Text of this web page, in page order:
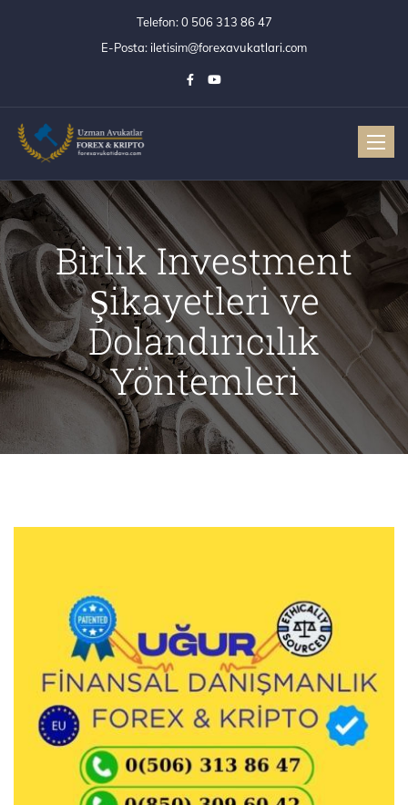
Telefon:0 506 313 86 47
E-Posta: iletisim@forexavukatlari.com
Birlik Investment
Şikayetleri ve
Dolandırıcılık
Yöntemleri